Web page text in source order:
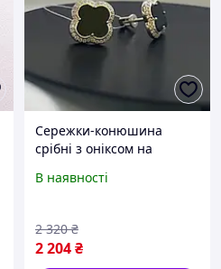
Сережки-конюшина
срібні з оніксом на
В наявності
2 204₴
2 320 ₴